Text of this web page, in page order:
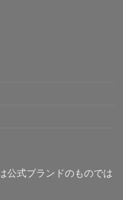
公式ブランドのものでは